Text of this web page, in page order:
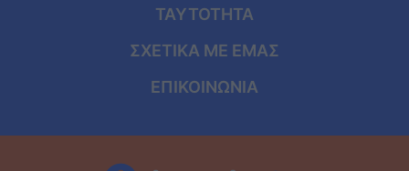
ΤΑΥΤΟΤΗΤΑ
ΣΧΕΤΙΚΑ ΜΕ ΕΜΑΣ
ΕΠΙΚΟΙΝΩΝΙΑ